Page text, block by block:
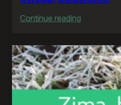
Continue reading
polowanie!